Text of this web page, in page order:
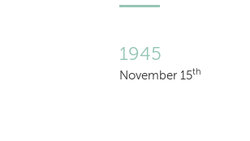
1945
November 15th